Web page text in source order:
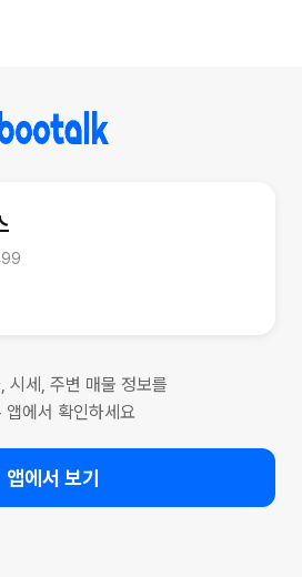
시세, 주변 매물 정보를
앱에서 확인하세요
앱에서 보기